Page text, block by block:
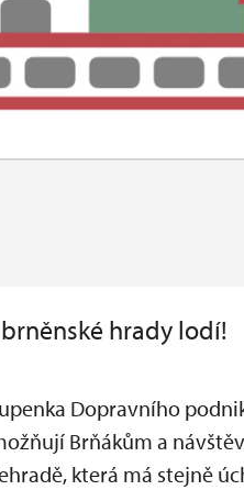
hrady lodí!
Dopravního
Brňákům a
která má stejně